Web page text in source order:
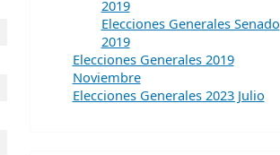
2019
Elecciones Generales Senado
2019
Elecciones Generales 2019
Noviembre
Elecciones Generales 2023 Julio